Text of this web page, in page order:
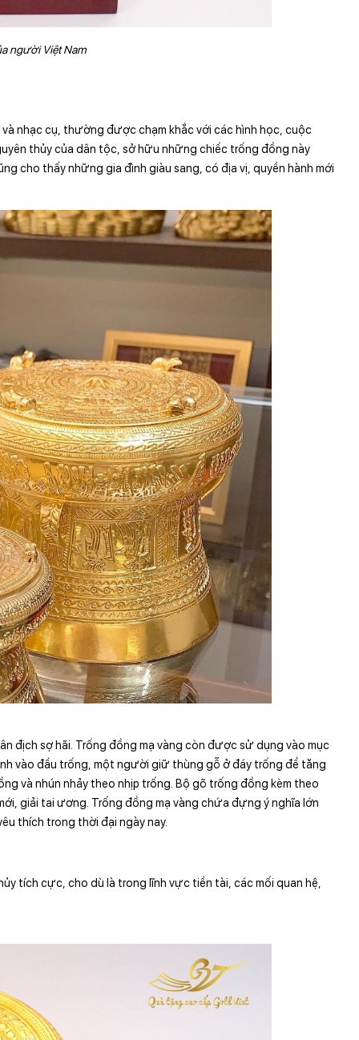
người Việt Nam
nhạc cụ, thường được chạm khắc với các hình học, cuộc
thủy của dân tộc, sở hữu những chiếc trống đồng này
cho thấy những gia đình giàu sang, có địa vị, quyền hành mới
địch sợ hãi. Trống đồng mạ vàng còn được sử dụng vào mục
vào đầu trống, một người giữ thùng gỗ ở đáy trống để tăng
và nhún nhảy theo nhịp trống. Bộ gõ trống đồng kèm theo
giải tai ương. Trống đồng mạ vàng chứa đựng ý nghĩa lớn
thích trong thời đại ngày nay.
tích cực, cho dù là trong lĩnh vực tiền tài, các mối quan hệ,